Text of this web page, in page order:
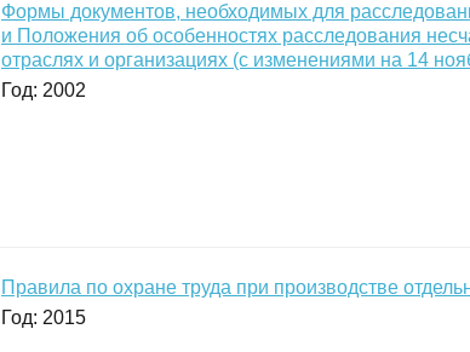
Формы документов, необходимых для
и Положения об особенностях расследования
отраслях и организациях (с изменениями на 14
Год: 2002
Правила по охране труда при производстве
Год: 2015